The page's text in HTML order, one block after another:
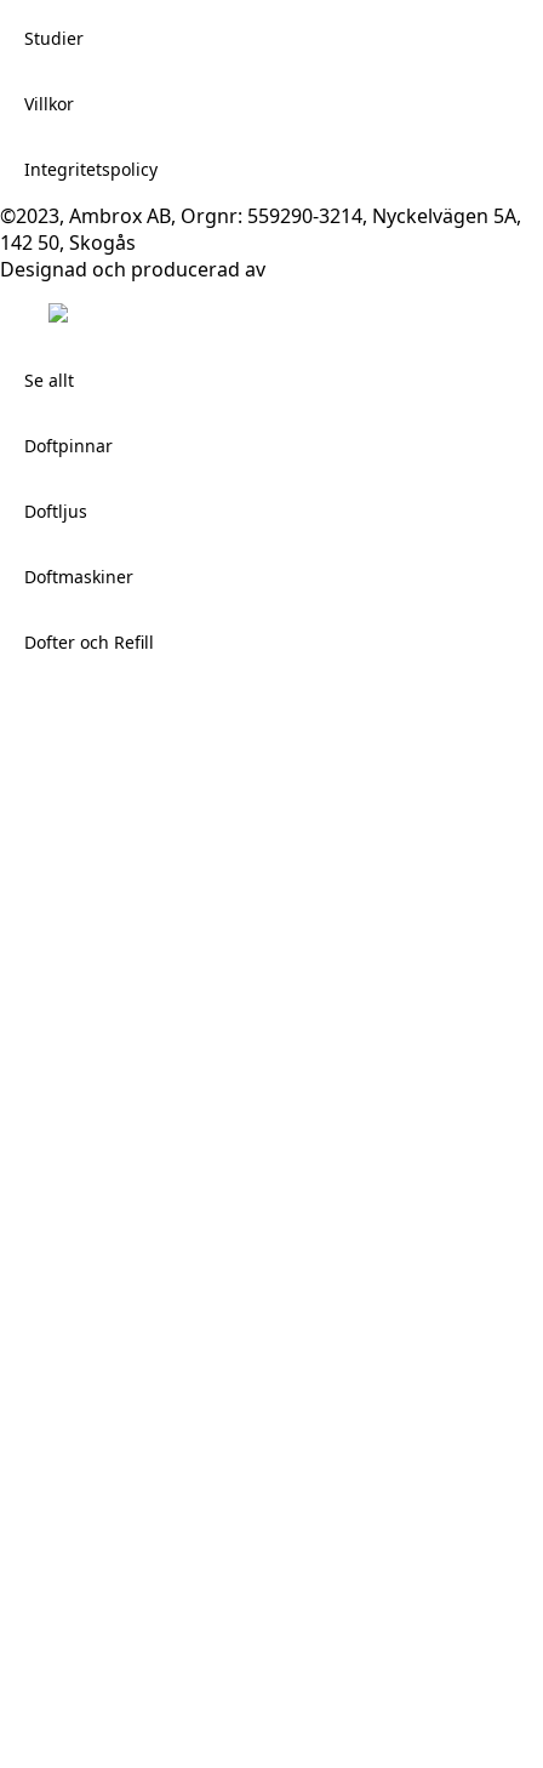
Studier
Villkor
Integritetspolicy
©2023, Ambrox AB, Orgnr: 559290-3214, Nyckelvägen 5A,
142 50, Skogås
Designad och producerad av
Se allt
Doftpinnar
Doftljus
Doftmaskiner
Dofter och Refill